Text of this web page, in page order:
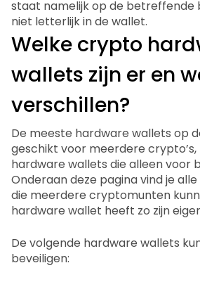
staat namelijk op de betreffende
niet letterlijk in de wallet.
Welke crypto
wallets zijn er en
verschillen?
De meeste hardware wallets op
geschikt voor meerdere
hardware wallets die alleen voor
Onderaan deze pagina vind je
die meerdere cryptomunten
hardware wallet heeft zo zijn
De volgende hardware wallets
beveiligen: